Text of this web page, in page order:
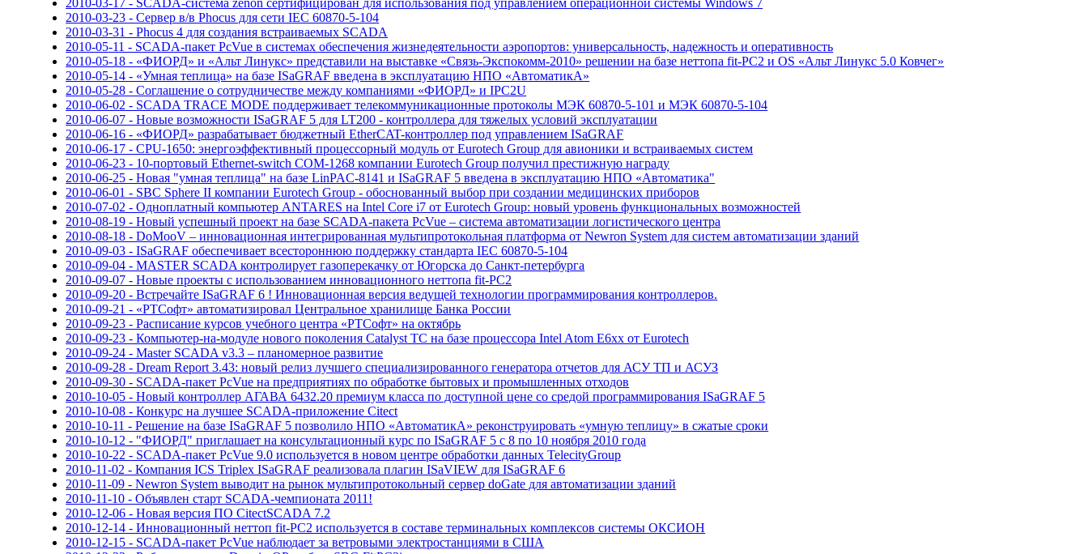
2010-03-17 - SCADA-система zenon сертифицирован для использования под управлением операционной системы Windows 7
2010-03-23 - Сервер в/в Phocus для сети IEC 60870-5-104
2010-03-31 - Phocus 4 для создания встраиваемых SCADA
2010-05-11 - SCADA-пакет PcVue в системах обеспечения жизнедеятельности аэропортов: универсальность, надежность и оперативность
2010-05-18 - «ФИОРД» и «Альт Линукс» представили на выставке «Связь-Экспокомм-2010» решении на базе неттопa fit-PC2 и OS «Альт Линукс 5.0 Ковчег»
2010-05-14 - «Умная теплица» на базе ISaGRAF введена в эксплуатацию НПО «АвтоматикА»
2010-05-28 - Соглашение о сотрудничестве между компаниями «ФИОРД» и IPC2U
2010-06-02 - SCADA TRACE MODE поддерживает телекоммуникационные протоколы МЭК 60870-5-101 и МЭК 60870-5-104
2010-06-07 - Новые возможности ISaGRAF 5 для LT200 - контроллера для тяжелых условий эксплуатации
2010-06-16 - «ФИОРД» разрабатывает бюджетный EtherCAT-контроллер под управлением ISaGRAF
2010-06-17 - CPU-1650: энергоэффективный процессорный модуль от Eurotech Group для авионики и встраиваемых систем
2010-06-23 - 10-портовый Ethernet-switch COM-1268 компании Eurotech Group получил престижную награду
2010-06-25 - Новая "умная теплица" на базе LinPAС-8141 и ISaGRAF 5 введена в эксплуатацию НПО «Автоматика"
2010-06-01 - SBC Sphere II компании Eurotech Group - обоснованный выбор при создании медицинских приборов
2010-07-02 - Одноплатный компьютер ANTARES на Intel Core i7 от Eurotech Group: новый уровень функциональных возможностей
2010-08-19 - Новый успешный проект на базе SCADA-пакета PcVue – система автоматизации логистического центра
2010-08-18 - DoMooV – инновационная интегрированная мультипротокольная платформа от Newron System для систем автоматизации зданий
2010-09-03 - ISaGRAF обеспечивает всестороннюю поддержку стандарта IEC 60870-5-104
2010-09-04 - MASTER SCADA контролирует газоперекачку от Югорска до Санкт-петербурга
2010-09-07 - Новые проекты с использованием инновационного неттопа fit-PC2
2010-09-20 - Встречайте ISaGRAF 6 ! Инновационная версия ведущей технологии программирования контроллеров.
2010-09-21 - «РТСофт» автоматизировал Центральное хранилище Банка России
2010-09-23 - Расписание курсов учебного центра «РТСофт» на октябрь
2010-09-23 - Компьютер-на-модуле нового поколения Catalyst TC на базе процессора Intel Atom E6xx от Eurotech
2010-09-24 - Master SCADA v3.3 – планомерное развитие
2010-09-28 - Dream Report 3.43: новый релиз лучшего специализированного генератора отчетов для АСУ ТП и АСУЗ
2010-09-30 - SCADA-пакет PcVue на предприятиях по обработке бытовых и промышленных отходов
2010-10-05 - Новый контроллер АГАВА 6432.20 премиум класса по доступной цене со средой программирования ISaGRAF 5
2010-10-08 - Конкурс на лучшее SCADA-приложение Citect
2010-10-11 - Решение на базе ISaGRAF 5 позволило НПО «АвтоматикА» реконструировать «умную теплицу» в сжатые сроки
2010-10-12 - "ФИОРД" приглашает на консультационный курс по ISaGRAF 5 с 8 по 10 ноября 2010 года
2010-10-22 - SCADA-пакет PcVue 9.0 используется в новом центре обработки данных TelecityGroup
2010-11-02 - Компания ICS Triplex ISaGRAF реализовала плагин ISaVIEW для ISaGRAF 6
2010-11-09 - Newron System выводит на рынок мультипротокольный сервер doGate для автоматизации зданий
2010-11-10 - Объявлен старт SCADA-чемпионата 2011!
2010-12-06 - Новая версия ПО CitectSCADA 7.2
2010-12-14 - Инновационный неттоп fit-PC2 используется в составе терминальных комплексов системы ОКСИОН
2010-12-15 - SCADA-пакет PcVue наблюдает за ветровыми электростанциями в США